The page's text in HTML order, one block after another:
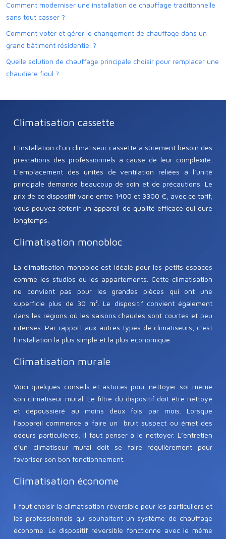
Comment moderniser une installation de chauffage traditionnelle
sans tout casser ?
Comment voter et gérer le changement de chauffage dans un
grand bâtiment résidentiel ?
Quelle solution de chauffage principale choisir pour remplacer une
chaudière fioul ?
Climatisation cassette
L’installation d’un climatiseur cassette a sûrement besoin des
prestations des professionnels à cause de leur complexité.
L’emplacement des unités de ventilation reliées à l’unité
principale demande beaucoup de soin et de précautions. Le
prix de ce dispositif varie entre 1400 et 3300 €, avec ce tarif,
vous pouvez obtenir un appareil de qualité efficace qui dure
longtemps.
Climatisation monobloc
La climatisation monobloc est idéale pour les petits espaces
comme les studios ou les appartements. Cette climatisation
ne convient pas pour les grandes pièces qui ont une
superficie plus de 30 m². Le dispositif convient également
dans les régions où les saisons chaudes sont courtes et peu
intenses. Par rapport aux autres types de climatiseurs, c’est
l’installation la plus simple et la plus économique.
Climatisation murale
Voici quelques conseils et astuces pour nettoyer soi-même
son climatiseur mural. Le filtre du dispositif doit être nettoyé
et dépoussiéré au moins deux fois par mois. Lorsque
l’appareil commence à faire un bruit suspect ou émet des
odeurs particulières, il faut penser à le nettoyer. L’entretien
d’un climatiseur mural doit se faire régulièrement pour
favoriser son bon fonctionnement.
Climatisation économe
Il faut choisir la climatisation réversible pour les particuliers et
les professionnels qui souhaitent un système de chauffage
économe. Le dispositif réversible fonctionne avec le même